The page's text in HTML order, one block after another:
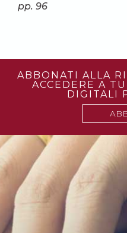
pp. 96
ABBONATI ALLA
ACCEDERE A
DIGITALI